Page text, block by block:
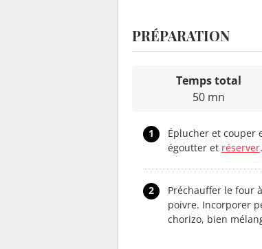
PRÉPARATION
Temps total
50 mn
1 Éplucher et couper
égoutter et réserver
2 Préchauffer le four
poivre. Incorporer
chorizo, bien